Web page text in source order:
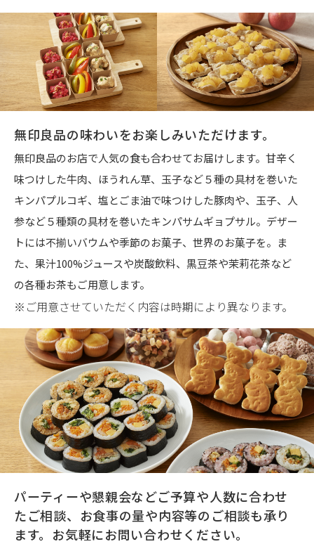
無印良品の味わいをお楽しみいただけます。
無印良品のお店で人気の食も合わせてお届けします。甘辛く
味つけした牛肉、ほうれん草、玉子など５種の具材を巻いた
キンパプルコギ、塩とごま油で味つけした豚肉や、玉子、人
参など５種類の具材を巻いたキンパサムギョプサル。デザー
トには不揃いバウムや季節のお菓子、世界のお菓子を。ま
た、果汁100%ジュースや炭酸飲料、黒豆茶や茉莉花茶など
の各種お茶もご用意します。
※ご用意させていただく内容は時期により異なります。
パーティーや懇親会などご予算や人数に合わせ
たご相談、お食事の量や内容等のご相談も承り
ます。お気軽にお問い合わせください。